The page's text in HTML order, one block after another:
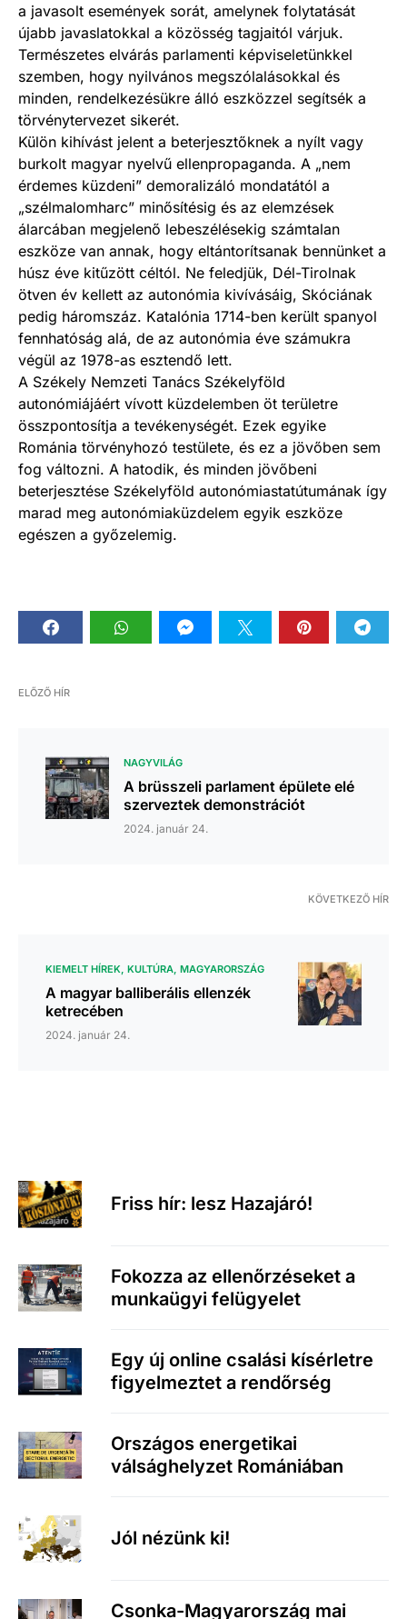
a javasolt események sorát, amelynek folytatását
újabb javaslatokkal a közösség tagjaitól várjuk.
Természetes elvárás parlamenti képviseletünkkel
szemben, hogy nyilvános megszólalásokkal és
minden, rendelkezésükre álló eszközzel segítsék a
törvénytervezet sikerét.
Külön kihívást jelent a beterjesztőknek a nyílt vagy
burkolt magyar nyelvű ellenpropaganda. A „nem
érdemes küzdeni” demoralizáló mondatától a
„szélmalomharc” minősítésig és az elemzések
álarcában megjelenő lebeszélésekig számtalan
eszköze van annak, hogy eltántorítsanak bennünket a
húsz éve kitűzött céltól. Ne feledjük, Dél-Tirolnak
ötven év kellett az autonómia kivívásáig, Skóciának
pedig háromszáz. Katalónia 1714-ben került spanyol
fennhatóság alá, de az autonómia éve számukra
végül az 1978-as esztendő lett.
A Székely Nemzeti Tanács Székelyföld
autonómiájáért vívott küzdelemben öt területre
összpontosítja a tevékenységét. Ezek egyike
Románia törvényhozó testülete, és ez a jövőben sem
fog változni. A hatodik, és minden jövőbeni
beterjesztése Székelyföld autonómiastatútumának így
marad meg autonómiaküzdelem egyik eszköze
egészen a győzelemig.
ELŐZŐ HÍR
NAGYVILÁG
A brüsszeli parlament épülete elé
szerveztek demonstrációt
2024. január 24.
KÖVETKEZŐ HÍR
KIEMELT HÍREK KULTÚRA MAGYARORSZÁG
A magyar balliberális ellenzék
ketrecében
2024. január 24.
Friss hír: lesz Hazajáró!
Fokozza az ellenőrzéseket a
munkaügyi felügyelet
Egy új online csalási kísérletre
figyelmeztet a rendőrség
Országos energetikai
válsághelyzet Romániában
Jól nézünk ki!
Csonka-Magyarország mai